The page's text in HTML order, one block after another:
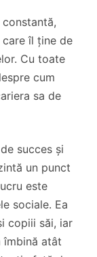
îl ține de
Cu toate
cum
sa de
succes și
un punct
este
sociale. Ea
copiii săi, iar
îmbină atât